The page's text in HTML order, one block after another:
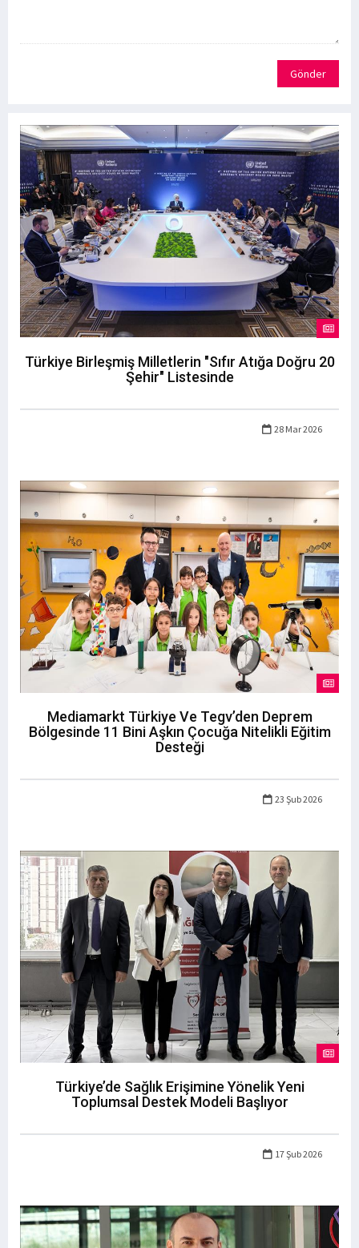
Gönder
Türkiye Birleşmiş Milletlerin "Sıfır Atığa Doğru 20
Şehir" Listesinde
28 Mar 2026
Mediamarkt Türkiye Ve Tegv’den Deprem
Bölgesinde 11 Bini Aşkın Çocuğa Nitelikli Eğitim
Desteği
23 Şub 2026
Türkiye’de Sağlık Erişimine Yönelik Yeni
Toplumsal Destek Modeli Başlıyor
17 Şub 2026